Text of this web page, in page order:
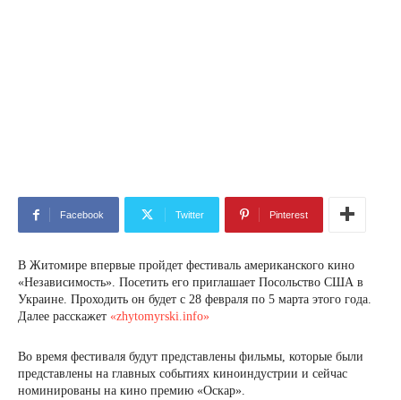
Facebook Twitter Pinterest
В Житомире впервые пройдет фестиваль американского кино
«Независимость». Посетить его приглашает Посольство США в
Украине. Проходить он будет с 28 февраля по 5 марта этого года.
Далее расскажет «zhytomyrski.info»
Во время фестиваля будут представлены фильмы, которые были
представлены на главных событиях киноиндустрии и сейчас
номинированы на кино премию «Оскар».